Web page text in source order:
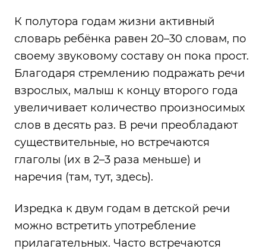
К полутора годам жизни активный
словарь ребёнка равен 20–30 словам, по
своему звуковому составу он пока прост.
Благодаря стремлению подражать речи
взрослых, малыш к концу второго года
увеличивает количество произносимых
слов в десять раз. В речи преобладают
существительные, но встречаются
глаголы (их в 2–3 раза меньше) и
наречия (там, тут, здесь).
Изредка к двум годам в детской речи
можно встретить употребление
прилагательных. Часто встречаются